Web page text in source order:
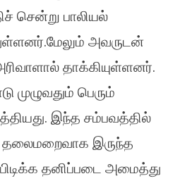
பாலியல்
அவருடன்
தாக்கியுள்ளனர்.
முழுவதும் பெரும்
இந்த சம்பவத்தில்
தலைமறைவாக இருந்த
தனிப்படை அமைத்து